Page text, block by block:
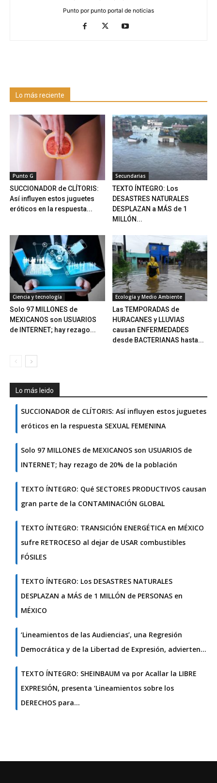
Punto por punto portal de noticias
Lo más reciente
Punto G
SUCCIONADOR de CLÍTORIS:
Así influyen estos juguetes
eróticos en la respuesta...
Secundarias
TEXTO ÍNTEGRO: Los
DESASTRES NATURALES
DESPLAZAN a MÁS de 1
MILLÓN...
Ciencia y tecnología
Solo 97 MILLONES de
MEXICANOS son USUARIOS
de INTERNET; hay rezago...
Ecología y Medio Ambiente
Las TEMPORADAS de
HURACANES y LLUVIAS
causan ENFERMEDADES
desde BACTERIANAS hasta...
Lo más leido
SUCCIONADOR de CLÍTORIS: Así influyen estos juguetes
eróticos en la respuesta SEXUAL FEMENINA
Solo 97 MILLONES de MEXICANOS son USUARIOS de
INTERNET; hay rezago de 20% de la población
TEXTO ÍNTEGRO: Qué SECTORES PRODUCTIVOS causan
gran parte de la CONTAMINACIÓN GLOBAL
TEXTO ÍNTEGRO: TRANSICIÓN ENERGÉTICA en MÉXICO
sufre RETROCESO al dejar de USAR combustibles
FÓSILES
TEXTO ÍNTEGRO: Los DESASTRES NATURALES
DESPLAZAN a MÁS de 1 MILLÓN de PERSONAS en
MÉXICO
‘Lineamientos de las Audiencias’, una Regresión
Democrática y de la Libertad de Expresión, advierten…
TEXTO ÍNTEGRO: SHEINBAUM va por Acallar la LIBRE
EXPRESIÓN, presenta ‘Lineamientos sobre los
DERECHOS para…